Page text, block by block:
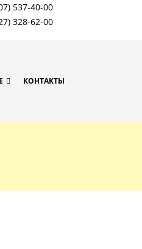
537-40-00
328-62-00
КОНТАКТЫ